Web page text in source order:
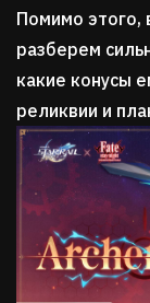
Помимо этого,
разберем
какие конусы
реликвии и